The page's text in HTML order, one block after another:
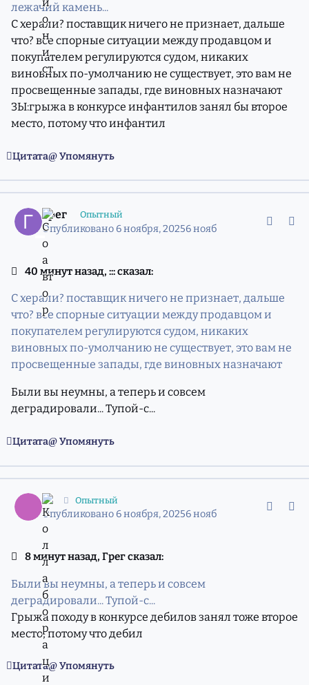
лежачий камень...
С херали? поставщик ничего не признает, дальше
что? все спорные ситуации между продавцом и
покупателем регулируются судом, никаких
виновных по-умолчанию не существует, это вам не
просвещенные запады, где виновных назначают
ЗЫ:грыжа в конкурсе инфантилов занял бы второе
место, потому что инфантил
Цитата Упомянуть
Грег Опытный
Опубликовано 6 ноября, 20256 нояб
40 минут назад, ::: сказал:
С херали? поставщик ничего не признает, дальше
что? все спорные ситуации между продавцом и
покупателем регулируются судом, никаких
виновных по-умолчанию не существует, это вам не
просвещенные запады, где виновных назначают
Были вы неумны, а теперь и совсем
деградировали... Тупой-с...
Цитата Упомянуть
::: Опытный
Опубликовано 6 ноября, 20256 нояб
8 минут назад, Грег сказал:
Были вы неумны, а теперь и совсем
деградировали... Тупой-с...
Грыжа походу в конкурсе дебилов занял тоже второе
место, потому что дебил
Цитата Упомянуть